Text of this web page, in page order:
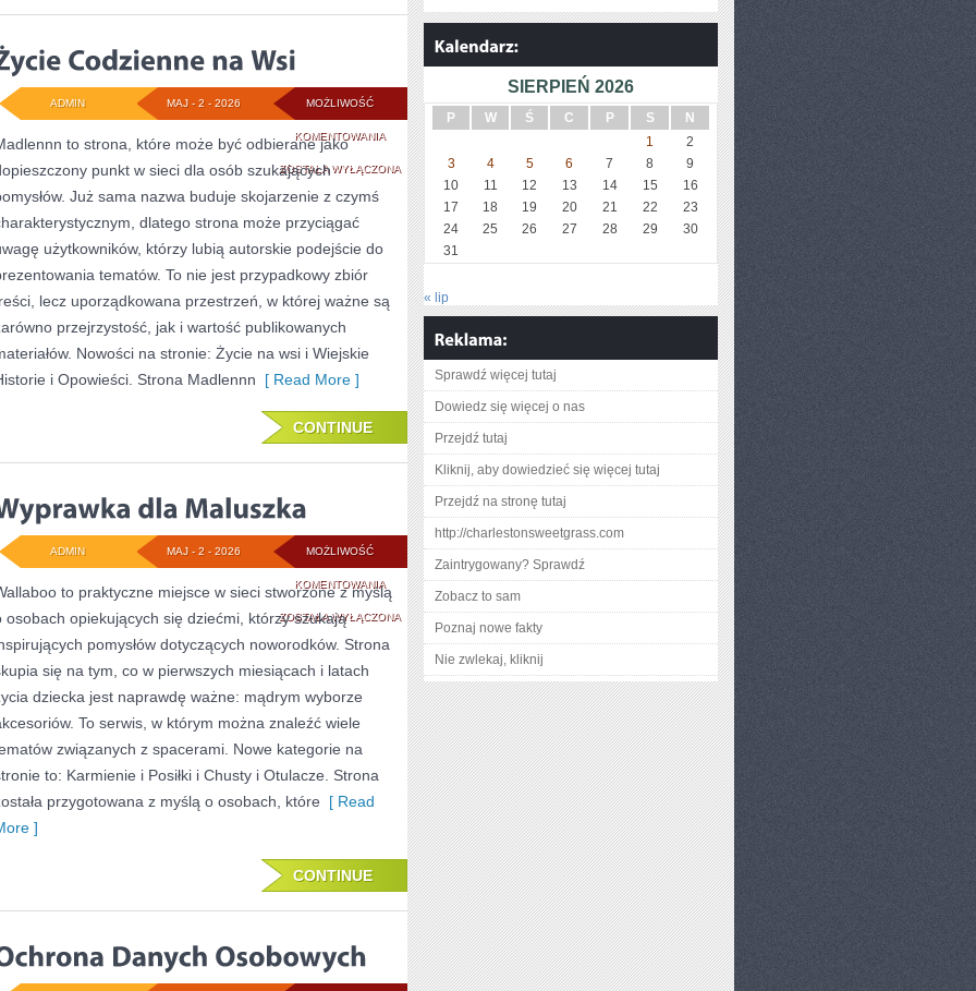
MOŻLIWOŚĆ
KOMENTOWANIAŻYCIE
CODZIENNE
ZOSTAŁA WYŁĄCZONA
MAJ - 2 - 2026
ADMIN
to strona, które może być odbierane jako
punkt w sieci dla osób szukających
Już sama nazwa buduje skojarzenie z czymś
dlatego strona może przyciągać
użytkowników, którzy lubią autorskie podejście do
tematów. To nie jest przypadkowy zbiór
lecz uporządkowana przestrzeń, w której ważne są
przejrzystość, jak i wartość publikowanych
Nowości na stronie: Życie na wsi i Wiejskie
i Opowieści. Strona Madlennn [ Read More ]
CONTINUE
MOŻLIWOŚĆ
KOMENTOWANIAWYPRAWKA
DLA
MALUSZKA
ZOSTAŁA WYŁĄCZONA
MAJ - 2 - 2026
ADMIN
to praktyczne miejsce w sieci stworzone z myślą
osobach opiekujących się dziećmi, którzy szukają
pomysłów dotyczących noworodków. Strona
się na tym, co w pierwszych miesiącach i latach
dziecka jest naprawdę ważne: mądrym wyborze
To serwis, w którym można znaleźć wiele
związanych z spacerami. Nowe kategorie na
to: Karmienie i Posiłki i Chusty i Otulacze. Strona
przygotowana z myślą o osobach, które [ Read
]
CONTINUE
SIERPIEŃ 2026
P W Ś C P S
N
1
2
3
4 5 6 7 8
9
10
11 12 13 14 15
16
17
18 19 20 21 22
23
24
25 26 27 28 29
30
31
« lip
Sprawdź więcej tutaj
Dowiedz się więcej o nas
Przejdź tutaj
Kliknij, aby dowiedzieć się więcej tutaj
Przejdź na stronę tutaj
http://charlestonsweetgrass.com
Zaintrygowany? Sprawdź
Zobacz to sam
Poznaj nowe fakty
Nie zwlekaj, kliknij